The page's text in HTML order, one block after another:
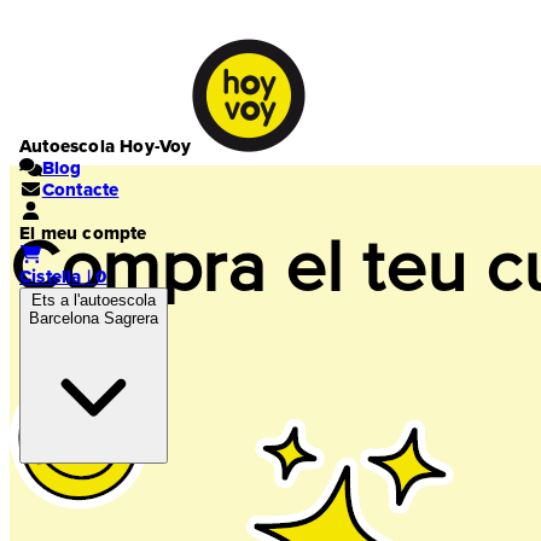
Autoescola Hoy-Voy
Blog
Contacte
El meu compte
Cistella | 0
Ets a l'autoescola
Barcelona Sagrera
Compra el teu